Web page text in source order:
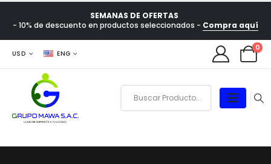
SEMANAS DE OFERTAS
- 10% de descuento en productos seleccionados - Compra aquí
USD ENG
0